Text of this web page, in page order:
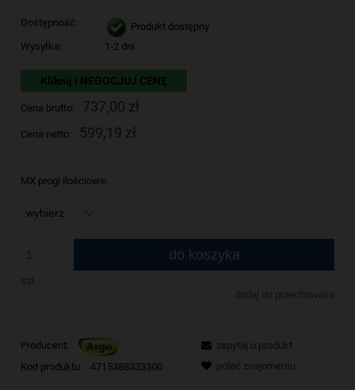
Dostępność:
Produkt dostępny
Wysyłka:
1-2 dni
Kliknij i NEGOCJUJ CENĘ
Cena brutto: 737,00 zł
Cena netto: 599,19 zł
MX progi ilościowe:
do koszyka
dodaj do przechowalni
Producent:
Kod produktu:
4715388333300
zapytaj o produkt
poleć znajomemu